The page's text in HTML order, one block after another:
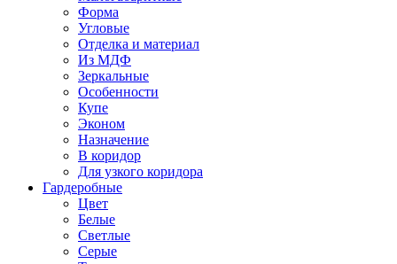
Форма
Угловые
Отделка и материал
Из МДФ
Зеркальные
Особенности
Купе
Эконом
Назначение
В коридор
Для узкого коридора
Гардеробные
Цвет
Белые
Светлые
Серые